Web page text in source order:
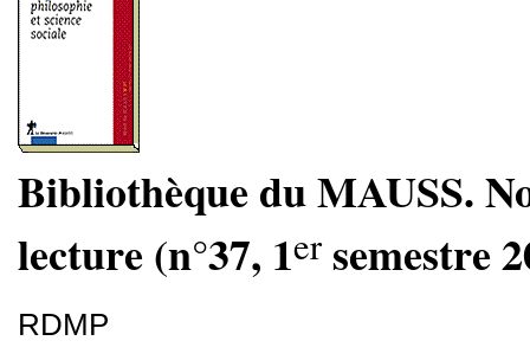
Bibliothèque du MAUSS.
lecture (n°37, 1ersemestre
RDMP